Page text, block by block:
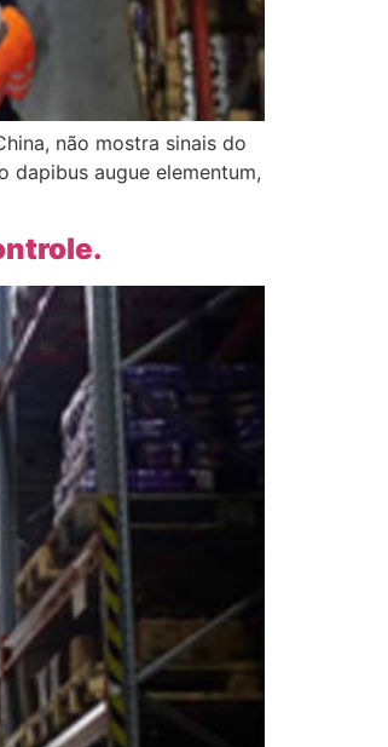
não mostra sinais do
augue elementum,